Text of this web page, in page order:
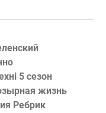
5 сезон
жизнь
Ребрик